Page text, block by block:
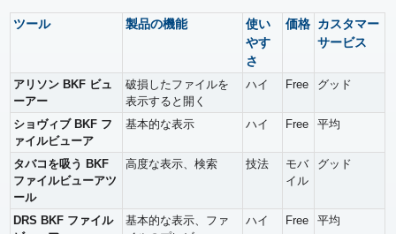
ツール 製品の機能
使い
やす
さ
価格 カスタマー
サービス
アリソン BKF ビュ
ーアー
破損したファイルを
表示すると開く
ハイ Free グッド
ショヴィブ BKF フ
ァイルビューア
基本的な表示 ハイ Free 平均
タバコを吸う BKF
ファイルビューアツ
ール
高度な表示、検索 技法
モバ
イル
グッド
DRS BKF ファイル
基本的な表示、ファ
ハイ Free 平均